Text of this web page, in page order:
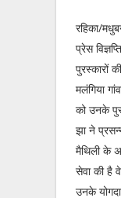
रहिका/
प्रेस
पुरस्कारों
मलंगिया
को उनके
झा ने
मैथिली के
सेवा की है
उनके